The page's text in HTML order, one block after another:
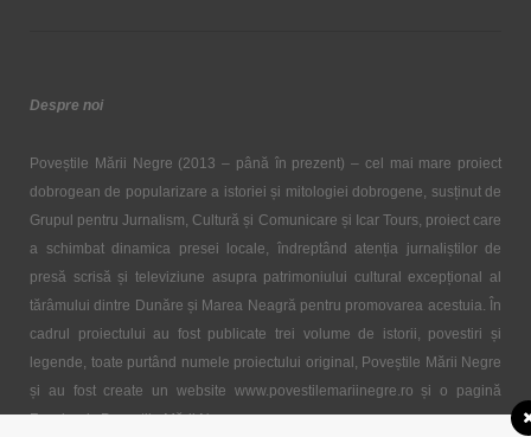
Despre noi
Poveștile Mării Negre (2013 – până în prezent) – cel mai mare proiect
dobrogean de popularizare a istoriei și mitologiei dobrogene, susținut de
Grupul pentru Jurnalism, Cultură și Comunicare și Icar Tours, proiect care
a schimbat dinamica presei locale, îndreptând atenția jurnaliștilor de
presă scrisă și televiziune asupra patrimoniului cultural excepțional al
tărâmului dintre Dunăre și Marea Neagră pentru promovarea acestuia. În
cadrul proiectului au fost publicate trei volume de istorii, povestiri și
legende, toate purtând numele proiectului original, Poveștile Mării Negre
și au fost create un website www.povestilemariinegre.ro și o pagină
Facebook, Poveștile Mării Negre.